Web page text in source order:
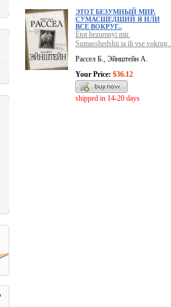
ЭТОТ БЕЗУМНЫЙ МИР.
СУМАСШЕДШИЙ Я ИЛИ
ВСЕ ВОКРУГ..
Etot bezumnyi mir.
Sumasshedshii ia ili vse vokrug..
Рассел Б., Эйнштейн А.
Your Price: $36.12
shipped in 14-20 days